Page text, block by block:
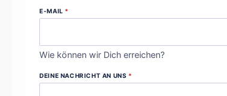
E-MAIL *
Wie können wir Dich erreichen?
DEINE NACHRICHT AN UNS *